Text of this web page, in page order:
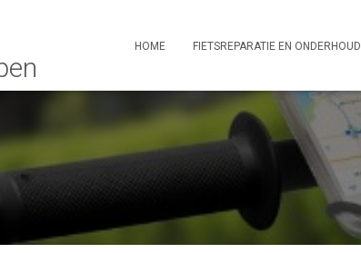
HOME FIETSREPARATIE EN ONDERHOUD